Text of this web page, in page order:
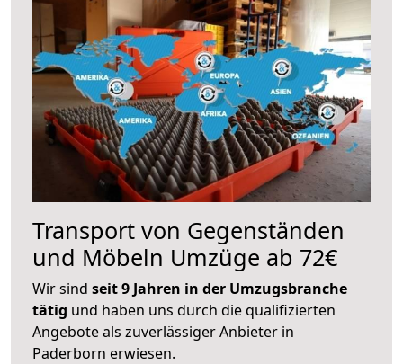
Transport von Gegenständen
und Möbeln Umzüge ab 72€
Wir sind seit 9 Jahren in der Umzugsbranche
tätig und haben uns durch die qualifizierten
Angebote als zuverlässiger Anbieter in
Paderborn erwiesen.